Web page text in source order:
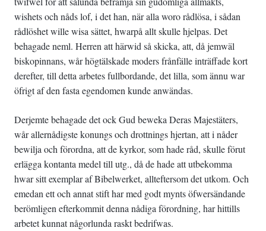
wishets och nåds lof, i det han, när alla woro rådlösa, i sådan
rådlöshet wille wisa sättet, hwarpå allt skulle hjelpas. Det
behagade neml. Herren att härwid så skicka, att, då jemwäl
biskopinnans, wår högtälskade moders frånfälle inträffade kort
derefter, till detta arbetes fullbordande, det lilla, som ännu war
öfrigt af den fasta egendomen kunde anwändas.
Derjemte behagade det ock Gud beweka Deras Majestäters,
wår allernådigste konungs och drottnings hjertan, att i nåder
bewilja och förordna, att de kyrkor, som hade råd, skulle förut
erlägga kontanta medel till utg., då de hade att utbekomma
hwar sitt exemplar af Bibelwerket, allteftersom det utkom. Och
emedan ett och annat stift har med godt mynts öfwersändande
berömligen efterkommit denna nådiga förordning, har hittills
arbetet kunnat någorlunda raskt bedrifwas.